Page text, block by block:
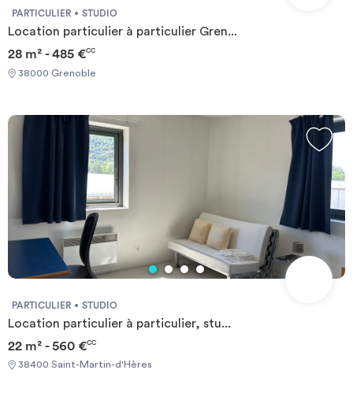
PARTICULIER STUDIO
Location particulier à particulier Gren...
28 m² - 485 €CC
38000 Grenoble
PARTICULIER STUDIO
Location particulier à particulier, stu...
22 m² - 560 €CC
38400 Saint-Martin-d'Hères